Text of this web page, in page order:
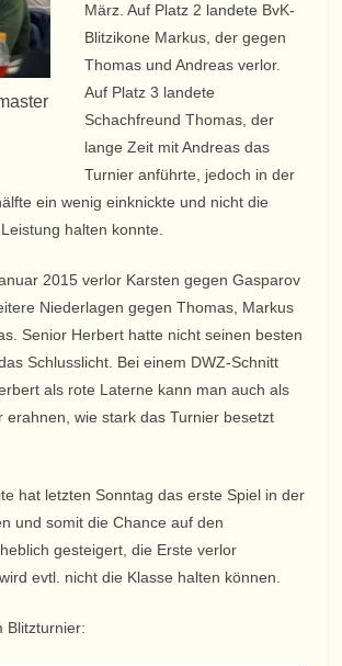
März. Auf Platz 2 landete BvK-
Blitzikone Markus, der gegen
Thomas und Andreas verlor.
Auf Platz 3 landete
Schachfreund Thomas, der
lange Zeit mit Andreas das
Turnier anführte, jedoch in der
ein wenig einknickte und nicht die
halten konnte.
2015 verlor Karsten gegen Gasparov
Niederlagen gegen Thomas, Markus
Senior Herbert hatte nicht seinen besten
Schlusslicht. Bei einem DWZ-Schnitt
als rote Laterne kann man auch als
erahnen, wie stark das Turnier besetzt
hat letzten Sonntag das erste Spiel in der
und somit die Chance auf den
gesteigert, die Erste verlor
evtl. nicht die Klasse halten können.
Blitzturnier: